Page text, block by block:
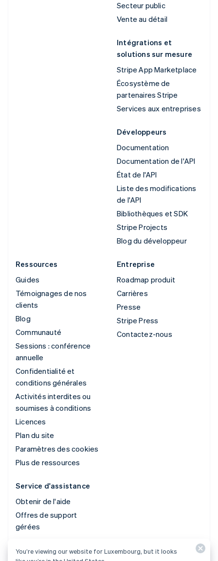
Secteur public
Vente au détail
Intégrations et
solutions sur mesure
Stripe App Marketplace
Écosystème de
partenaires Stripe
Services aux entreprises
Développeurs
Documentation
Documentation de l'API
État de l'API
Liste des modifications
de l'API
Bibliothèques et SDK
Stripe Projects
Blog du développeur
Ressources
Guides
Témoignages de nos
clients
Blog
Communauté
Sessions : conférence
annuelle
Confidentialité et
conditions générales
Activités interdites ou
soumises à conditions
Licences
Plan du site
Paramètres des cookies
Plus de ressources
Entreprise
Roadmap produit
Carrières
Presse
Stripe Press
Contactez-nous
Service d'assistance
Obtenir de l'aide
Offres de support
gérées
© 2026 Stripe, LLC
You’re viewing our website for Luxembourg, but it looks